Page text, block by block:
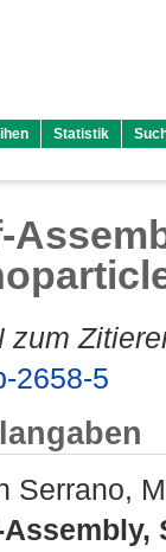
Statistik
zum
2658-5
Serrano,